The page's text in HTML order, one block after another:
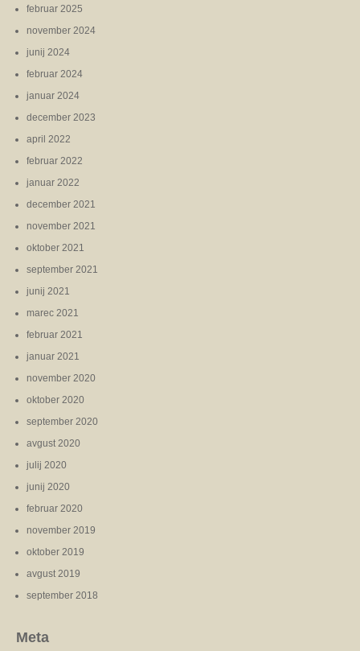
februar 2025
november 2024
junij 2024
februar 2024
januar 2024
december 2023
april 2022
februar 2022
januar 2022
december 2021
november 2021
oktober 2021
september 2021
junij 2021
marec 2021
februar 2021
januar 2021
november 2020
oktober 2020
september 2020
avgust 2020
julij 2020
junij 2020
februar 2020
november 2019
oktober 2019
avgust 2019
september 2018
Meta